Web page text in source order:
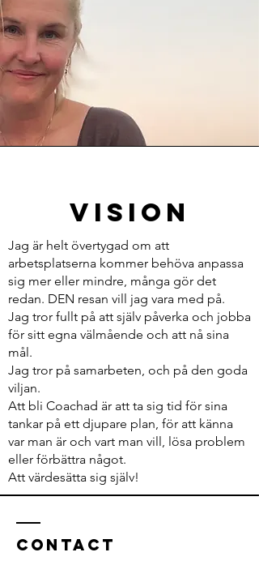
Vision
Jag är helt övertygad om att
arbetsplatserna kommer behöva anpassa
sig mer eller mindre, många gör det
redan. DEN resan vill jag vara med på.
Jag tror fullt på att själv påverka och jobba
för sitt egna välmående och att nå sina
mål.
Jag tror på samarbeten, och på den goda
viljan.
Att bli Coachad är att ta sig tid för sina
tankar på ett djupare plan, för att känna
var man är och vart man vill, lösa problem
eller förbättra något.
Att värdesätta sig själv!
Contact